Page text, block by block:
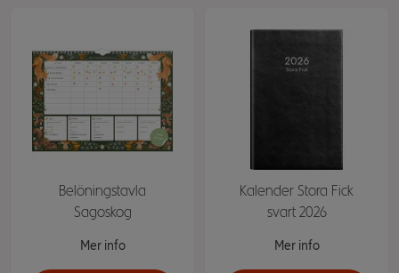
Belöningstavla
Sagoskog
Mer info
Kalender Stora Fick
svart 2026
Mer info